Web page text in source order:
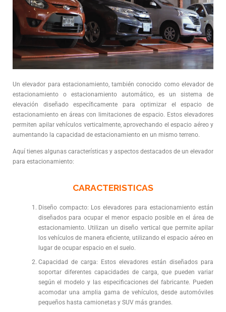
Un elevador para estacionamiento, también conocido como elevador de
estacionamiento o estacionamiento automático, es un sistema de
elevación diseñado específicamente para optimizar el espacio de
estacionamiento en áreas con limitaciones de espacio. Estos elevadores
permiten apilar vehículos verticalmente, aprovechando el espacio aéreo y
aumentando la capacidad de estacionamiento en un mismo terreno.
Aquí tienes algunas características y aspectos destacados de un elevador
para estacionamiento:
CARACTERISTICAS
Diseño compacto: Los elevadores para estacionamiento están
diseñados para ocupar el menor espacio posible en el área de
estacionamiento. Utilizan un diseño vertical que permite apilar
los vehículos de manera eficiente, utilizando el espacio aéreo en
lugar de ocupar espacio en el suelo.
Capacidad de carga: Estos elevadores están diseñados para
soportar diferentes capacidades de carga, que pueden variar
según el modelo y las especificaciones del fabricante. Pueden
acomodar una amplia gama de vehículos, desde automóviles
pequeños hasta camionetas y SUV más grandes.